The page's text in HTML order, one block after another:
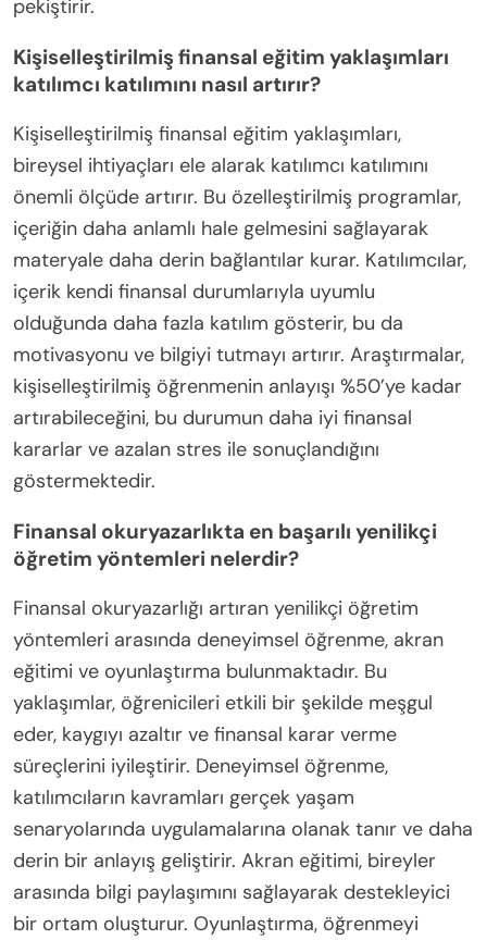
pekiştirir.
Kişiselleştirilmiş finansal eğitim yaklaşımları
katılımcı katılımını nasıl artırır?
Kişiselleştirilmiş finansal eğitim yaklaşımları,
bireysel ihtiyaçları ele alarak katılımcı katılımını
önemli ölçüde artırır. Bu özelleştirilmiş programlar,
içeriğin daha anlamlı hale gelmesini sağlayarak
materyale daha derin bağlantılar kurar. Katılımcılar,
içerik kendi finansal durumlarıyla uyumlu
olduğunda daha fazla katılım gösterir, bu da
motivasyonu ve bilgiyi tutmayı artırır. Araştırmalar,
kişiselleştirilmiş öğrenmenin anlayışı %50’ye kadar
artırabileceğini, bu durumun daha iyi finansal
kararlar ve azalan stres ile sonuçlandığını
göstermektedir.
Finansal okuryazarlıkta en başarılı yenilikçi
öğretim yöntemleri nelerdir?
Finansal okuryazarlığı artıran yenilikçi öğretim
yöntemleri arasında deneyimsel öğrenme, akran
eğitimi ve oyunlaştırma bulunmaktadır. Bu
yaklaşımlar, öğrenicileri etkili bir şekilde meşgul
eder, kaygıyı azaltır ve finansal karar verme
süreçlerini iyileştirir. Deneyimsel öğrenme,
katılımcıların kavramları gerçek yaşam
senaryolarında uygulamalarına olanak tanır ve daha
derin bir anlayış geliştirir. Akran eğitimi, bireyler
arasında bilgi paylaşımını sağlayarak destekleyici
bir ortam oluşturur. Oyunlaştırma, öğrenmeyi